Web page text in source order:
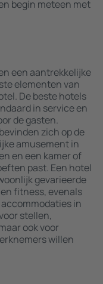
begin meteen met
een aantrekkelijke
elementen van
De beste hotels
in service en
de gasten.
zich op de
amusement in
en een kamer of
past. Een hotel
gevarieerde
fitness, evenals
in
stellen,
ook voor
willen